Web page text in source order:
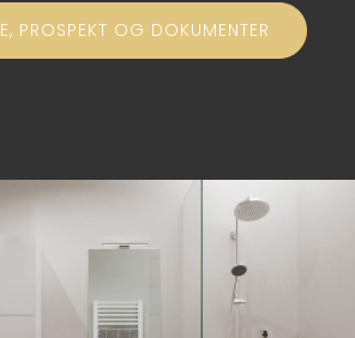
PROSPEKT OG DOKUMENTER